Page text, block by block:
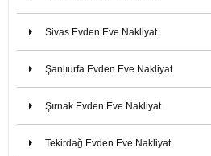
Sivas Evden Eve Nakliyat
Şanlıurfa Evden Eve Nakliyat
Şırnak Evden Eve Nakliyat
Tekirdağ Evden Eve Nakliyat